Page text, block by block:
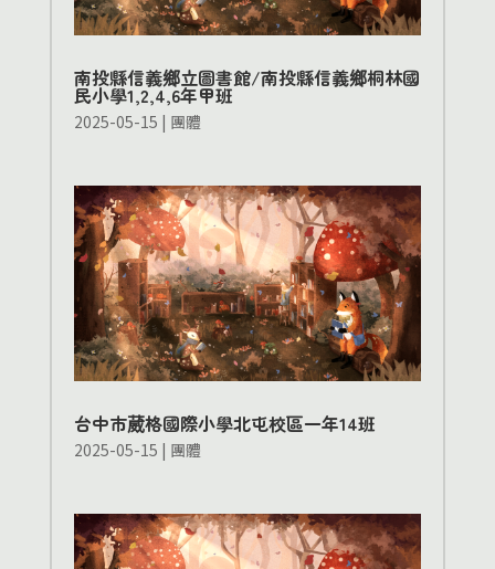
南投縣信義鄉立圖書館/南投縣信義鄉桐林國
民小學1,2,4,6年甲班
2025-05-15 | 團體
台中市葳格國際小學北屯校區一年14班
2025-05-15 | 團體